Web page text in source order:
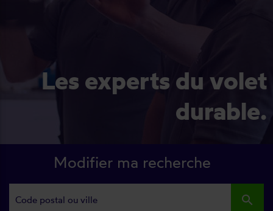
Les experts du volet
durable.
Modifier ma recherche
search